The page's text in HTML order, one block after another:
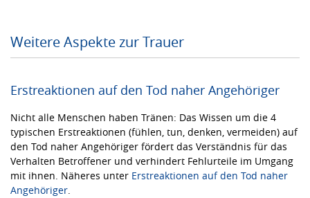
Weitere Aspekte zur Trauer
Erstreaktionen auf den Tod naher Angehöriger
Nicht alle Menschen haben Tränen: Das Wissen um die 4
typischen Erstreaktionen (fühlen, tun, denken, vermeiden) auf
den Tod naher Angehöriger fördert das Verständnis für das
Verhalten Betroffener und verhindert Fehlurteile im Umgang
mit ihnen. Näheres unter Erstreaktionen auf den Tod naher
Angehöriger.